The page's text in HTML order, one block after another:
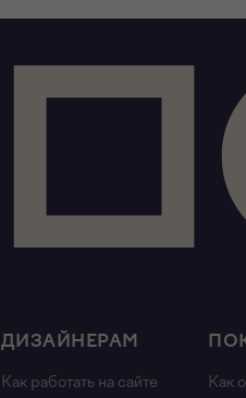
ДИЗАЙНЕРАМ
Как работать на сайте
Как